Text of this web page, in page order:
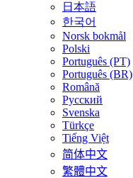
日本語
한국어
Norsk bokmål
Polski
Português (PT)
Português (BR)
Română
Русский
Svenska
Türkçe
Tiếng Việt
简体中文
繁體中文